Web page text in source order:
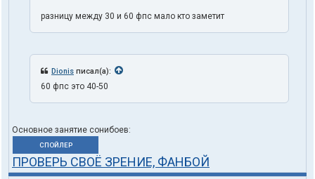
разницу между 30 и 60 фпс мало кто заметит
Dionis писал(а):
60 фпс это 40-50
Основное занятие сонибоев:
СПОЙЛЕР
ПРОВЕРЬ СВОЁ ЗРЕНИЕ, ФАНБОЙ